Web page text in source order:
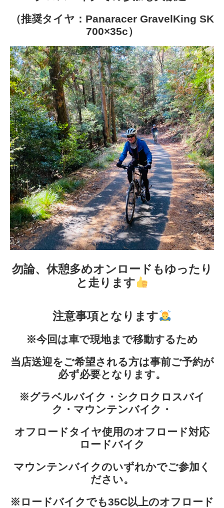
（推奨タイヤ：Panaracer GravelKing SK
700×35c）
勿論、休憩多めオンロードもゆったり
と走ります
注意事項となります
※今回は車で現地まで移動するため
当店送迎をご希望される方は事前ご予約が
必ず必要となります。
※グラベルバイク・シクロクロスバイ
ク・マウンテンバイク・
オフロードタイヤ使用のオフロード対応
ロードバイク
マウンテンバイクのいずれかでご参加く
ださい。
※ロードバイクでも35C以上のオフロード